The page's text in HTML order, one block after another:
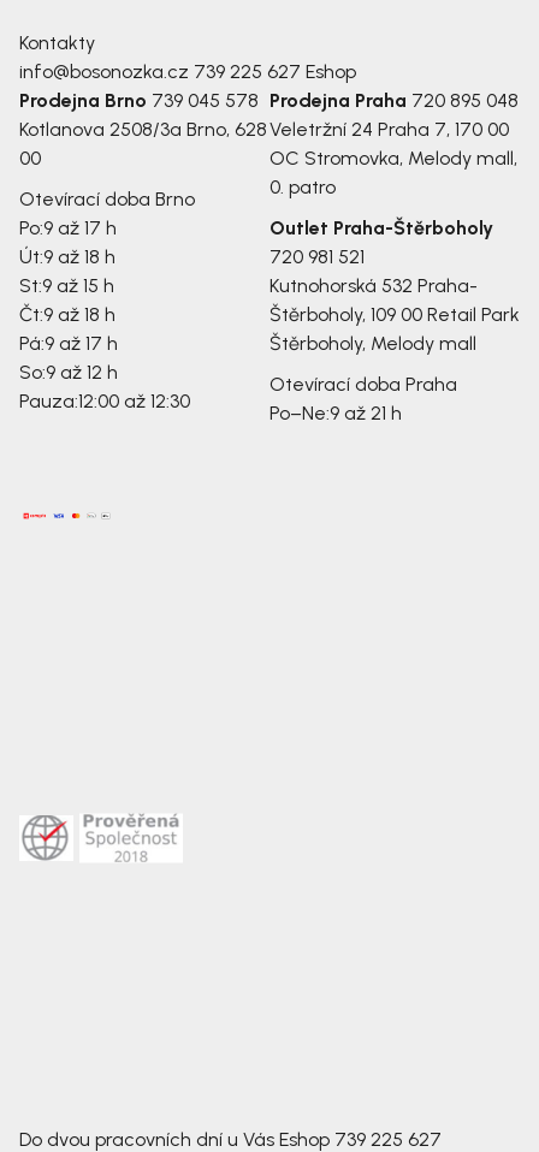
Kontakty
info@bosonozka.cz 739 225 627 Eshop
Prodejna Brno 739 045 578
Kotlanova 2508/3a Brno, 628
00
Otevírací doba Brno
Po:9 až 17 h
Út:9 až 18 h
St:9 až 15 h
Čt:9 až 18 h
Pá:9 až 17 h
So:9 až 12 h
Pauza:12:00 až 12:30
Prodejna Praha 720 895 048
Veletržní 24 Praha 7, 170 00
OC Stromovka, Melody mall,
0. patro
Outlet Praha-Štěrboholy
720 981 521
Kutnohorská 532 Praha-
Štěrboholy, 109 00 Retail Park
Štěrboholy, Melody mall
Otevírací doba Praha
Po–Ne:9 až 21 h
Do dvou pracovních dní u Vás Eshop 739 225 627